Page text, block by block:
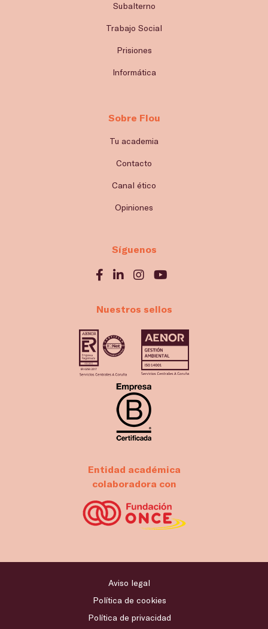
Subalterno
Trabajo Social
Prisiones
Informática
Sobre Flou
Tu academia
Contacto
Canal ético
Opiniones
Síguenos
Nuestros sellos
Entidad académica
colaboradora con
Aviso legal
Política de cookies
Política de privacidad